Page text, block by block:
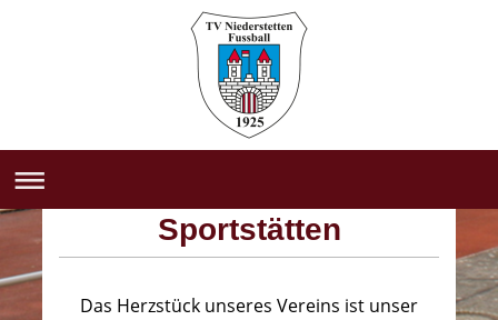
Sportstätten
Das Herzstück unseres Vereins ist unser